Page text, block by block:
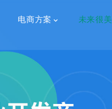
电商方案 未来很美